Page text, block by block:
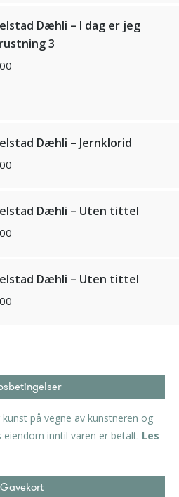
Dæhli – I dag er jeg
3
Dæhli – Jernklorid
Dæhli – Uten tittel
Dæhli – Uten tittel
på vegne av kunstneren og
inntil varen er betalt. Les
Gavekort